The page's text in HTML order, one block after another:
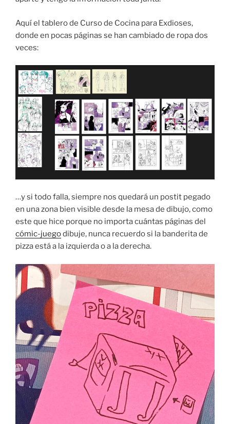
Aquí el tablero de Curso de Cocina para Exdioses,
donde en pocas páginas se han cambiado de ropa dos
veces:
…y si todo falla, siempre nos quedará un postit pegado
en una zona bien visible desde la mesa de dibujo, como
este que hice porque no importa cuántas páginas del
cómic-juegodibuje, nunca recuerdo si la banderita de
pizza está a la izquierda o a la derecha.